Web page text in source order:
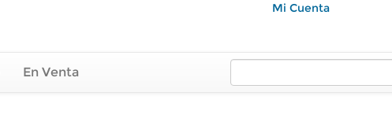
Mi Cuenta
En Venta